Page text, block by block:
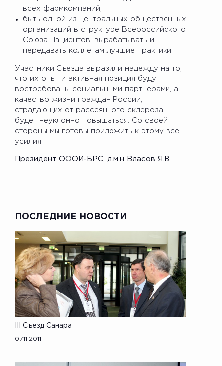
всех фармкомпаний,
быть одной из центральных общественных
организаций в структуре Всероссийского
Союза Пациентов, вырабатывать и
передавать коллегам лучшие практики.
Участники Съезда выразили надежду на то,
что их опыт и активная позиция будут
востребованы социальными партнерами, а
качество жизни граждан России,
страдающих от рассеянного склероза,
будет неуклонно повышаться. Со своей
стороны мы готовы приложить к этому все
усилия.
Президент ОООИ-БРС, д.м.н Власов Я.В.
ПОСЛЕДНИЕ НОВОСТИ
III Съезд Самара
07.11.2011